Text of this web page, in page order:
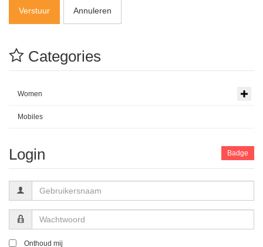
Verstuur Annuleren
Categories
Women
Mobiles
Login
Gebruikersnaam
Wachtwoord
Onthoud mij
Badge